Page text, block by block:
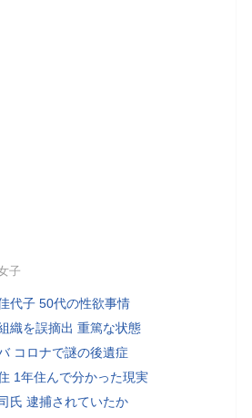
子
代子 50代の性欲事情
織を誤摘出 重篤な状態
コロナで謎の後遺症
1年住んで分かった現実
氏 逮捕されていたか